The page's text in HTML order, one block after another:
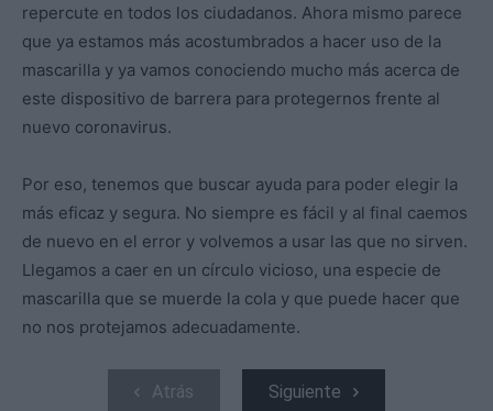
repercute en todos los ciudadanos. Ahora mismo parece
que ya estamos más acostumbrados a hacer uso de la
mascarilla y ya vamos conociendo mucho más acerca de
este dispositivo de barrera para protegernos frente al
nuevo coronavirus.
Por eso, tenemos que buscar ayuda para poder elegir la
más eficaz y segura. No siempre es fácil y al final caemos
de nuevo en el error y volvemos a usar las que no sirven.
Llegamos a caer en un círculo vicioso, una especie de
mascarilla que se muerde la cola y que puede hacer que
no nos protejamos adecuadamente.
Atrás Siguiente